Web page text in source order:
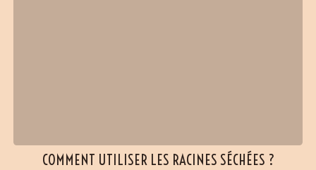
COMMENT UTILISER LES RACINES SÉCHÉES ?